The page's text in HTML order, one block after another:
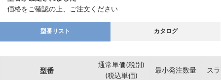
価格をご確認の上、ご注文ください
型番リスト カタログ
型番
通常単価(税別)
(税込単価)
最小発注数量 ス